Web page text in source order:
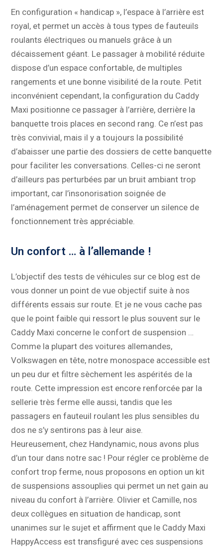
En configuration « handicap », l’espace à l’arrière est
royal, et permet un accès à tous types de fauteuils
roulants électriques ou manuels grâce à un
décaissement géant. Le passager à mobilité réduite
dispose d’un espace confortable, de multiples
rangements et une bonne visibilité de la route. Petit
inconvénient cependant, la configuration du Caddy
Maxi positionne ce passager à l’arrière, derrière la
banquette trois places en second rang. Ce n’est pas
très convivial, mais il y a toujours la possibilité
d’abaisser une partie des dossiers de cette banquette
pour faciliter les conversations. Celles-ci ne seront
d’ailleurs pas perturbées par un bruit ambiant trop
important, car l’insonorisation soignée de
l’aménagement permet de conserver un silence de
fonctionnement très appréciable.
Un confort … à l’allemande !
L’objectif des tests de véhicules sur ce blog est de
vous donner un point de vue objectif suite à nos
différents essais sur route. Et je ne vous cache pas
que le point faible qui ressort le plus souvent sur le
Caddy Maxi concerne le confort de suspension …
Comme la plupart des voitures allemandes,
Volkswagen en tête, notre monospace accessible est
un peu dur et filtre sèchement les aspérités de la
route. Cette impression est encore renforcée par la
sellerie très ferme elle aussi, tandis que les
passagers en fauteuil roulant les plus sensibles du
dos ne s’y sentirons pas à leur aise.
Heureusement, chez Handynamic, nous avons plus
d’un tour dans notre sac ! Pour régler ce problème de
confort trop ferme, nous proposons en option un kit
de suspensions assouplies qui permet un net gain au
niveau du confort à l’arrière. Olivier et Camille, nos
deux collègues en situation de handicap, sont
unanimes sur le sujet et affirment que le Caddy Maxi
HappyAccess est transfiguré avec ces suspensions